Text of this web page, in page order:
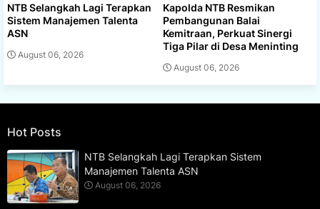
NTB Selangkah Lagi Terapkan
Sistem Manajemen Talenta
ASN
August 06, 2026
Kapolda NTB Resmikan
Pembangunan Balai
Kemitraan, Perkuat Sinergi
Tiga Pilar di Desa Meninting
August 06, 2026
Hot Posts
NTB Selangkah Lagi Terapkan Sistem
Manajemen Talenta ASN
August 06, 2026